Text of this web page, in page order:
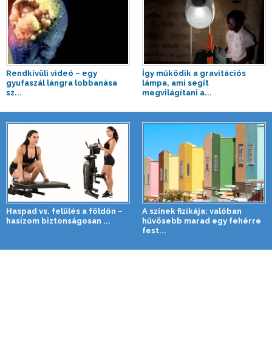
Rendkívüli videó – egy
gyufaszál lángra lobbanása
sz...
Így működik a gravitációs
lámpa, ami segít
megvilágítani a...
Haspad vs. felülés a földön –
hasizom biztonságosan ...
A színek fizikája: valóban
hűvösebb marad egy fehérre
fest...